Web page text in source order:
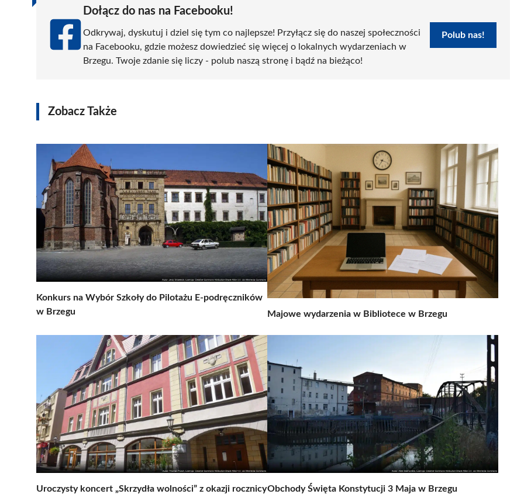
Dołącz do nas na Facebooku!
Odkrywaj, dyskutuj i dziel się tym co najlepsze! Przyłącz się do naszej społeczności
na Facebooku, gdzie możesz dowiedzieć się więcej o lokalnych wydarzeniach w
Brzegu. Twoje zdanie się liczy - polub naszą stronę i bądź na bieżąco!
Polub nas!
Zobacz Także
Konkurs na Wybór Szkoły do Pilotażu E-podręczników
w Brzegu
Majowe wydarzenia w Bibliotece w Brzegu
Uroczysty koncert „Skrzydła wolności” z okazji rocznicyObchody Święta Konstytucji 3 Maja w Brzegu